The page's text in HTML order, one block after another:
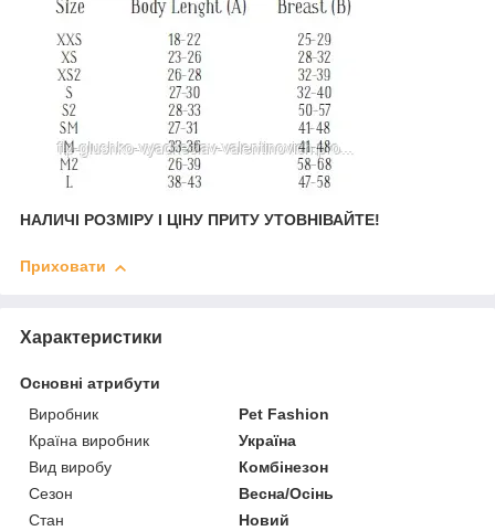
НАЛИЧІ РОЗМІРУ І ЦІНУ ПРИТУ УТОВНІВАЙТЕ!
Приховати
Характеристики
Основні атрибути
Виробник
Pet Fashion
Країна виробник
Україна
Вид виробу
Комбінезон
Сезон
Весна/Осінь
Стан
Новий